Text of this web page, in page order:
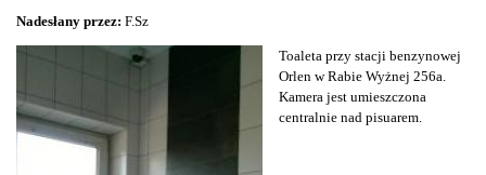
Nadesłany przez: F.Sz
Toaleta przy stacji benzynowej
Orlen w Rabie Wyżnej 256a.
Kamera jest umieszczona
centralnie nad pisuarem.